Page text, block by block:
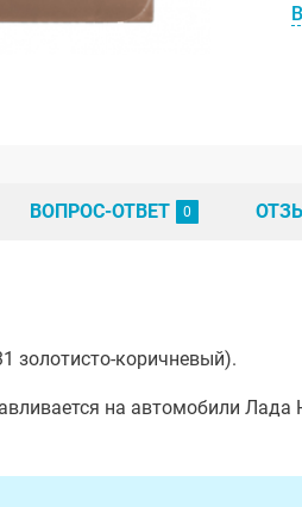
ВОПРОС-ОТВЕТ
золотисто-коричневый).
на автомобили